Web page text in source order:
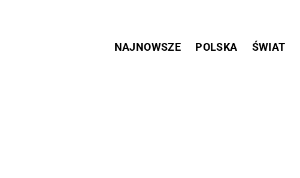
NAJNOWSZE POLSKA ŚWIAT